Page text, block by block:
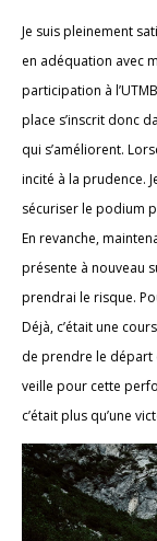
Je suis pleinement
en adéquation avec
participation à
place s’inscrit donc
qui s’améliorent.
incité à la prudence.
sécuriser le podium
En revanche,
présente à nouveau
prendrai le risque.
Déjà, c’était une
de prendre le départ
veille pour cette
c’était plus qu’une